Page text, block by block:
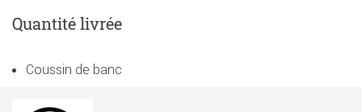
Quantité livrée
Coussin de banc